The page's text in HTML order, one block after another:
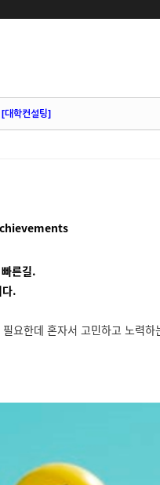
대학컨설팅]
른길.
.
요한데 혼자서 고민하고 노력